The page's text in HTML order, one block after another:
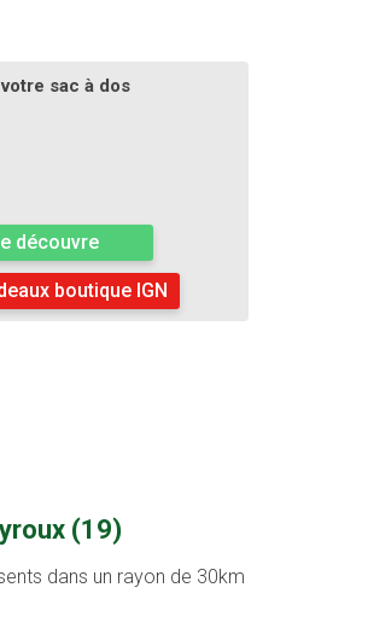
sac à dos
découvre
boutique IGN
(19)
dans un rayon de 30km